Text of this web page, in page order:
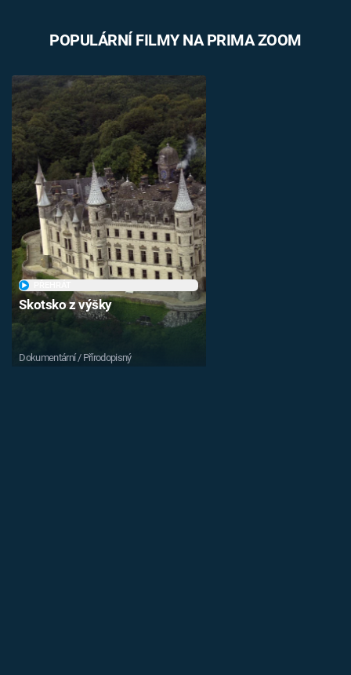
POPULÁRNÍ FILMY NA PRIMA ZOOM
Skotsko z výšky
Dokumentární / Přírodopisný